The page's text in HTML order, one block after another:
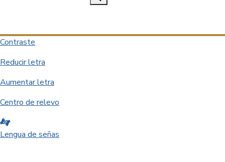
Contraste
Reducir letra
Aumentar letra
Centro de relevo
Lengua de señas